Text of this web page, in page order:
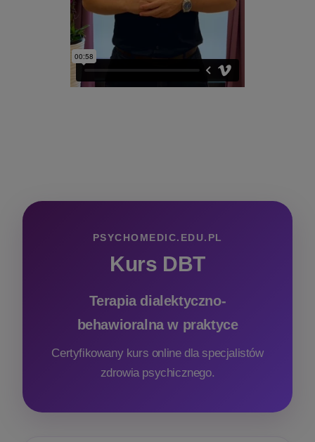
PSYCHOMEDIC.EDU.PL
Kurs DBT
Terapia dialektyczno-
behawioralna w praktyce
Certyfikowany kurs online dla specjalistów
zdrowia psychicznego.